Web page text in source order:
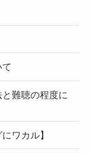
難聴の程度に
ワカル】